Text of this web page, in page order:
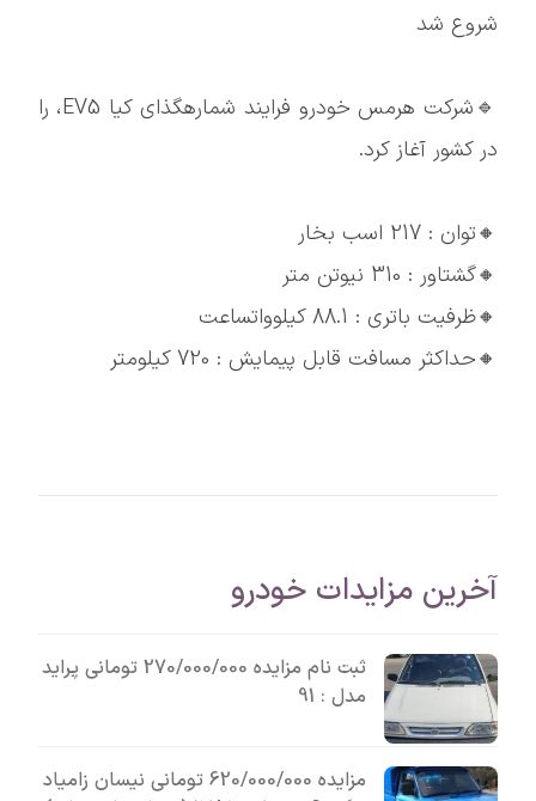
شروع شد
🔹شرکت هرمس خودرو فرایند شمارهگذای کیا EV5، را
در کشور آغاز کرد.
🔸توان : 217 اسب بخار
🔸گشتاور : 310 نیوتن متر
🔸ظرفیت باتری : 88.1 کیلوواتساعت
🔸حداکثر مسافت قابل پیمایش : 720 کیلومتر
آخرین مزایدات خودرو
ثبت نام مزایده 270/000/000 تومانی پراید
مدل : 91
مزایده 620/000/000 تومانی نیسان زامیاد